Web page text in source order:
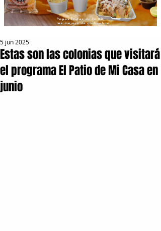
Estas son las colonias que visitará
el programa El Patio de Mi Casa en
junio
5 jun 2025